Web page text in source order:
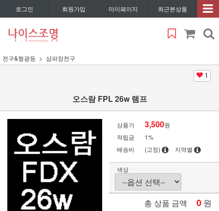
로그인 회원가입 마이페이지 최근본상품
전구&형광등 삼파장전구
1
오스람 FPL 26w 램프
상품가 3,500원
적립금
1%
배송비
(고정) 지역별
색상
총 상품 금액 0 원